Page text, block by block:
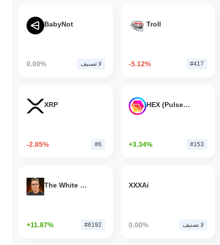
BabyNot
0.00% لا تصنيف
Troll
-5.12% #417
XRP
-2.85% #6
HEX (Pulsechain)
+3.34% #153
The White Bull
+11.87% #6192
XXXAi
0.00% لا تصنيف